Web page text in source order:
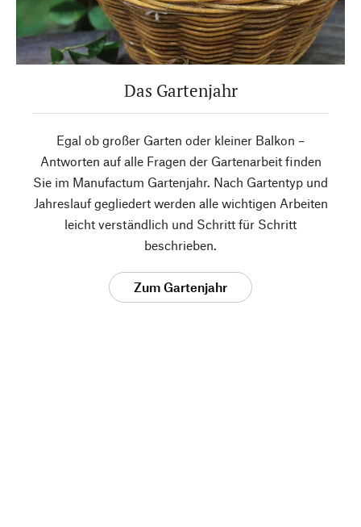
Das Gartenjahr
Egal ob großer Garten oder kleiner Balkon –
Antworten auf alle Fragen der Gartenarbeit finden
Sie im Manufactum Gartenjahr. Nach Gartentyp und
Jahreslauf gegliedert werden alle wichtigen Arbeiten
leicht verständlich und Schritt für Schritt
beschrieben.
Zum Gartenjahr